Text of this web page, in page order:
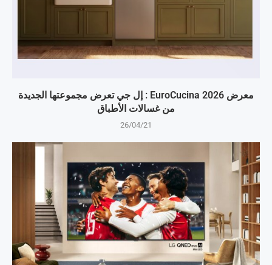
معرض EuroCucina 2026 : إل جي تعرض مجموعتها الجديدة
من غسالات الأطباق
26/04/21